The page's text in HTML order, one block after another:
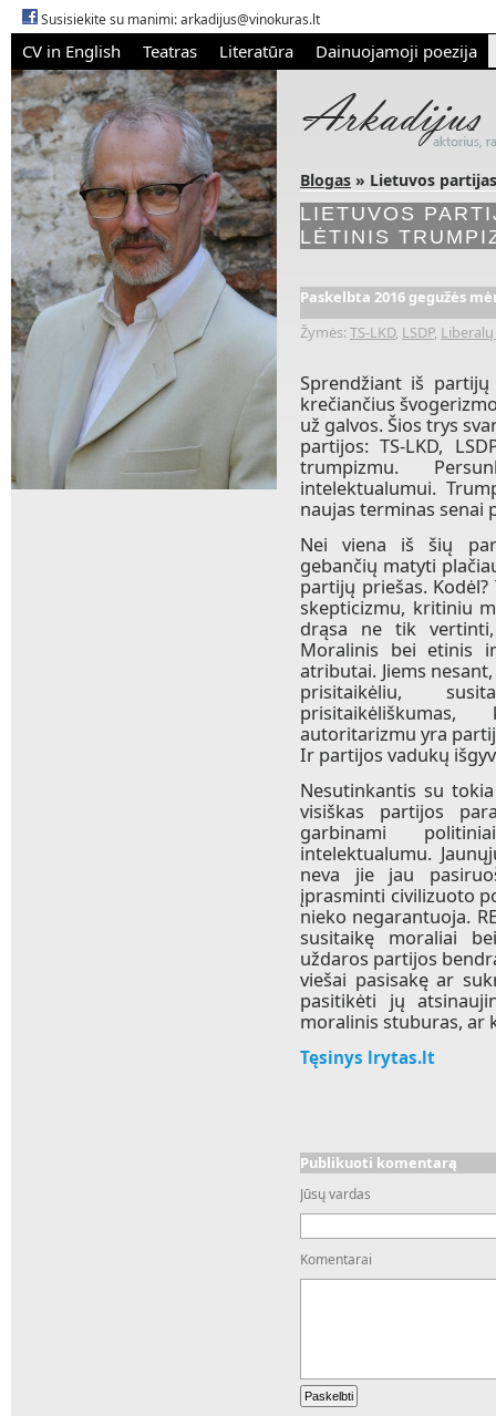
Susisiekite su manimi:arkadijus@vinokuras.lt
CV in English Teatras Literatūra Dainuojamoji poezija
Blogas » Lietuvos
LIETUVOS
LĖTINIS
Paskelbta 2016 gegužės
Žymės:TS-LKD, LSDP,
Sprendžiant iš
krečiančius
už galvos. Šios trys
partijos: TS-LKD,
trumpizmu.
intelektualumui.
naujas terminas
Nei viena iš šių
gebančių matyti
partijų priešas.
skepticizmu, kritiniu
drąsa ne tik
Moralinis bei etinis
atributai. Jiems
prisitaikėliu,
autoritarizmu yra
Ir partijos vadukų
Nesutinkantis su
visiškas partijos
garbinami
intelektualumu.
neva jie jau
įprasminti civilizuoto
nieko negarantuoja.
susitaikę moraliai
uždaros partijos
viešai pasisakę ar
pasitikėti jų
moralinis stuburas, ar
Tęsinys lrytas.lt
Publikuoti komentarą
Jūsų vardas
Komentarai